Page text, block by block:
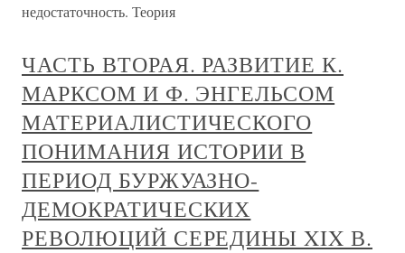
недостаточность. Теория
ЧАСТЬ ВТОРАЯ. РАЗВИТИЕ К.
МАРКСОМ И Ф. ЭНГЕЛЬСОМ
МАТЕРИАЛИСТИЧЕСКОГО
ПОНИМАНИЯ ИСТОРИИ В
ПЕРИОД БУРЖУАЗНО-
ДЕМОКРАТИЧЕСКИХ
РЕВОЛЮЦИЙ СЕРЕДИНЫ XIX В.